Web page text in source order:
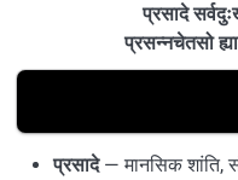
प्रसादे
प्रसन्नचेतसो
प्रसादे— मानसिक शांति,